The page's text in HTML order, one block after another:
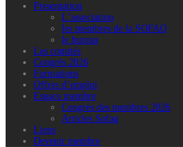
Presentation
L’association
les membres de la SOFAQ
le bureau
Les comités
Congrès 2026
Formations
Offres d’emploi
Espace membre
Congrès des membres 2026
Articles Sofaq
Liens
Devenir membre